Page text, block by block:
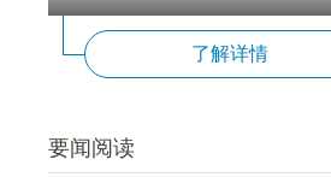
了解详情
要闻阅读